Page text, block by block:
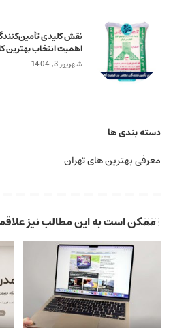
نقش کلیدی
اهمیت انتخاب بهترین
شهریور 3, 1404
دسته بندی ها
معرفی بهترین های تهران
ممکن است به این مطالب نیز